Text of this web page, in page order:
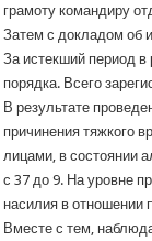
грамоту командиру
Затем с докладом об
За истекший период
порядка. Всего
В результате
причинения тяжкого
лицами, в состоянии
с 37 до 9. На уровне
насилия в отношении
Вместе с тем,